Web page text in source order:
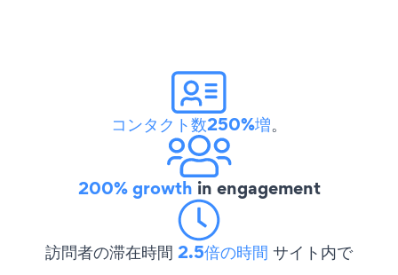
コンタクト数250%増。
200% growth in engagement
訪問者の滞在時間 2.5倍の時間 サイト内で